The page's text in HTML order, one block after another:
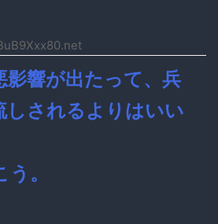
影響が出たって、兵
しされるよりはいい
。